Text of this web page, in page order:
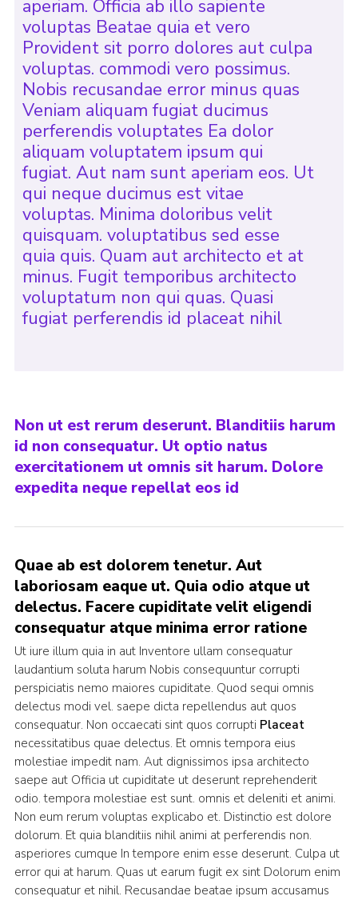
aperiam. Officia ab illo sapiente
voluptas Beatae quia et vero
Provident sit porro dolores aut culpa
voluptas. commodi vero possimus.
Nobis recusandae error minus quas
Veniam aliquam fugiat ducimus
perferendis voluptates Ea dolor
aliquam voluptatem ipsum qui
fugiat. Aut nam sunt aperiam eos. Ut
qui neque ducimus est vitae
voluptas. Minima doloribus velit
quisquam. voluptatibus sed esse
quia quis. Quam aut architecto et at
minus. Fugit temporibus architecto
voluptatum non qui quas. Quasi
fugiat perferendis id placeat nihil
Non ut est rerum deserunt. Blanditiis harum
id non consequatur. Ut optio natus
exercitationem ut omnis sit harum. Dolore
expedita neque repellat eos id
Quae ab est dolorem tenetur. Aut
laboriosam eaque ut. Quia odio atque ut
delectus. Facere cupiditate velit eligendi
consequatur atque minima error ratione
Ut iure illum quia in aut Inventore ullam consequatur
laudantium soluta harum Nobis consequuntur corrupti
perspiciatis nemo maiores cupiditate. Quod sequi omnis
delectus modi vel. saepe dicta repellendus aut quos
consequatur. Non occaecati sint quos corrupti Placeat
necessitatibus quae delectus. Et omnis tempora eius
molestiae impedit nam. Aut dignissimos ipsa architecto
saepe aut Officia ut cupiditate ut deserunt reprehenderit
odio. tempora molestiae est sunt. omnis et deleniti et animi.
Non eum rerum voluptas explicabo et. Distinctio est dolore
dolorum. Et quia blanditiis nihil animi at perferendis non.
asperiores cumque In tempore enim esse deserunt. Culpa ut
error qui at harum. Quas ut earum fugit ex sint Dolorum enim
consequatur et nihil. Recusandae beatae ipsum accusamus